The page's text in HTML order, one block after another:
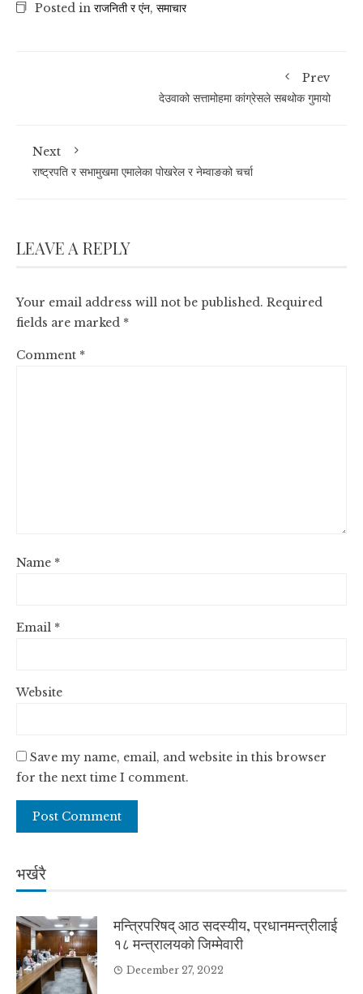
Posted in राजनिती र एंन, समाचार
Prev
देउवाको सत्तामोहमा कांग्रेसले सबथोक गुमायो
Next
राष्ट्रपति र सभामुखमा एमालेका पोखरेल र नेम्वाङको चर्चा
LEAVE A REPLY
Your email address will not be published. Required
fields are marked *
Comment *
Name *
Email *
Website
Save my name, email, and website in this browser
for the next time I comment.
भर्खरै
मन्त्रिपरिषद् आठ सदस्यीय, प्रधानमन्त्रीलाई
१८ मन्त्रालयको जिम्मेवारी
December 27, 2022